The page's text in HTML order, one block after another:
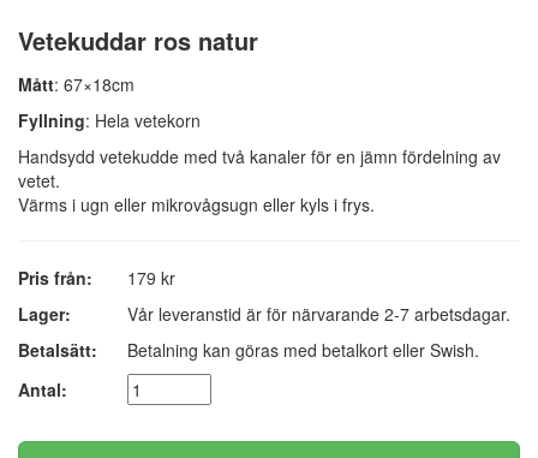
Vetekuddar ros natur
Mått: 67×18cm
Fyllning: Hela vetekorn
Handsydd vetekudde med två kanaler för en jämn fördelning av
vetet.
Värms i ugn eller mikrovågsugn eller kyls i frys.
Pris från:
179 kr
Lager:
Vår leveranstid är för närvarande 2-7 arbetsdagar.
Betalsätt:
Betalning kan göras med betalkort eller Swish.
Antal: